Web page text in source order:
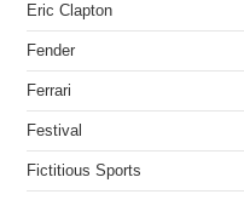
Eric Clapton
Fender
Ferrari
Festival
Fictitious Sports